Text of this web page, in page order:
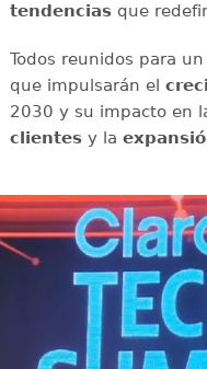
tendenciasque
Todos reunidos para un
que impulsarán el
2030 y su impacto en
clientesy la